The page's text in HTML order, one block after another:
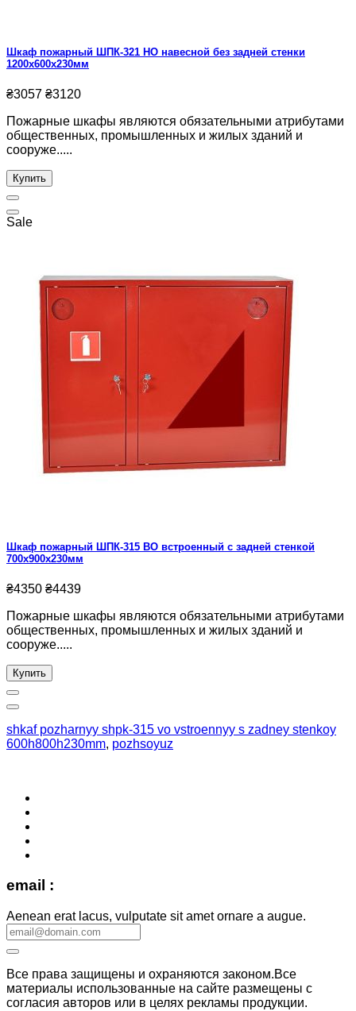
Шкаф пожарный ШПК-321 HО навесной без задней стенки
1200х600х230мм
₴3057 ₴3120
Пожарные шкафы являются обязательными атрибутами
общественных, промышленных и жилых зданий и
сооруже.....
Купить
Sale
Шкаф пожарный ШПК-315 ВО встроенный с задней стенкой
700х900х230мм
₴4350 ₴4439
Пожарные шкафы являются обязательными атрибутами
общественных, промышленных и жилых зданий и
сооруже.....
Купить
shkaf pozharnyy shpk-315 vo vstroennyy s zadney stenkoy
600h800h230mm, pozhsoyuz
email :
Aenean erat lacus, vulputate sit amet ornare a augue.
Все права защищены и охраняются законом.Все
материалы использованные на сайте размещены с
согласия авторов или в целях рекламы продукции.